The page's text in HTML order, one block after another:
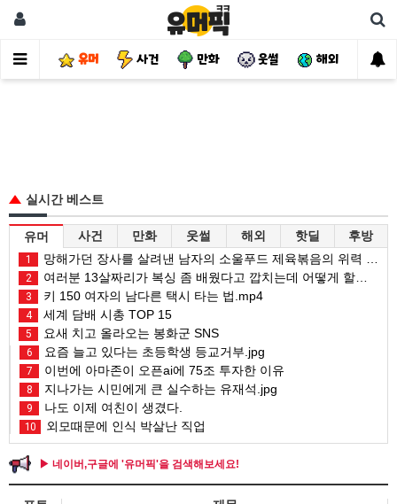
유머 사건 만화 웃썰 해외 핫
실시간 베스트
유머 사건 만화 웃썰 해외 핫딜 후방
1 망해가던 장사를 살려낸 남자의 소울푸드 제육볶음의 위력 ㅋㅋ
2 여러분 13살짜리가 복싱 좀 배웠다고 깝치는데 어떻게 할까요?
3 키 150 여자의 남다른 택시 타는 법.mp4
4 세계 담배 시총 TOP 15
5 요새 치고 올라오는 봉화군 SNS
6 요즘 늘고 있다는 초등학생 등교거부.jpg
7 이번에 아마존이 오픈ai에 75조 투자한 이유
8 지나가는 시민에게 큰 실수하는 유재석.jpg
9 나도 이제 여친이 생겼다.
10 외모때문에 인식 박살난 직업
▶ 네이버,구글에 '유머픽'을 검색해보세요!